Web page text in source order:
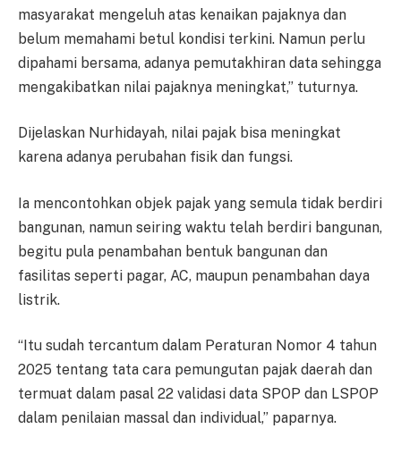
masyarakat mengeluh atas kenaikan pajaknya dan
belum memahami betul kondisi terkini. Namun perlu
dipahami bersama, adanya pemutakhiran data sehingga
mengakibatkan nilai pajaknya meningkat,” tuturnya.
Dijelaskan Nurhidayah, nilai pajak bisa meningkat
karena adanya perubahan fisik dan fungsi.
Ia mencontohkan objek pajak yang semula tidak berdiri
bangunan, namun seiring waktu telah berdiri bangunan,
begitu pula penambahan bentuk bangunan dan
fasilitas seperti pagar, AC, maupun penambahan daya
listrik.
“Itu sudah tercantum dalam Peraturan Nomor 4 tahun
2025 tentang tata cara pemungutan pajak daerah dan
termuat dalam pasal 22 validasi data SPOP dan LSPOP
dalam penilaian massal dan individual,” paparnya.